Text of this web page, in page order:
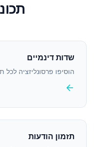
שדות דינמיים
הוסיפו פרסונליזציה לכל
arrow_back
תזמון הודעות